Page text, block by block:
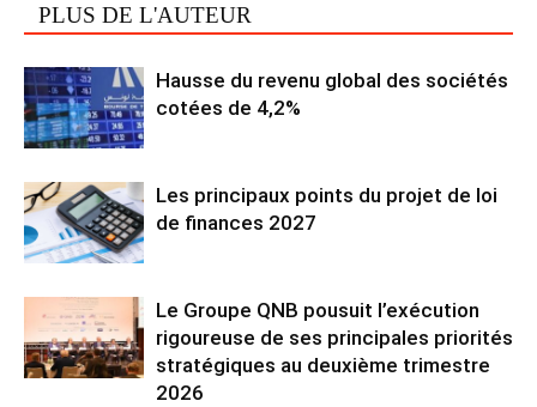
PLUS DE L'AUTEUR
Hausse du revenu global des sociétés
cotées de 4,2%
Les principaux points du projet de loi
de finances 2027
Le Groupe QNB pousuit l’exécution
rigoureuse de ses principales priorités
stratégiques au deuxième trimestre
2026